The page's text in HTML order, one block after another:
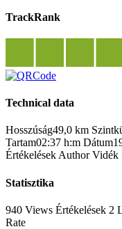
TrackRank
Technical data
Hosszúság49,0 km
Tartam02:37 h:m Dátum
Értékelések Author Vidék
Statisztika
940 Views Értékelések 2
Rate